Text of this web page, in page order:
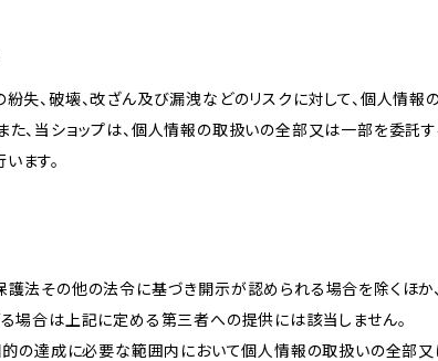
紛失、破壊、改ざん及び漏洩などのリスクに対して、個人情
た、当ショップは、個人情報の取扱いの全部又は一部を委託
ます。
護法その他の法令に基づき開示が認められる場合を除くほ
る場合は上記に定める第三者への提供には該当しません。
目的の達成に必要な範囲内において個人情報の取扱いの全部